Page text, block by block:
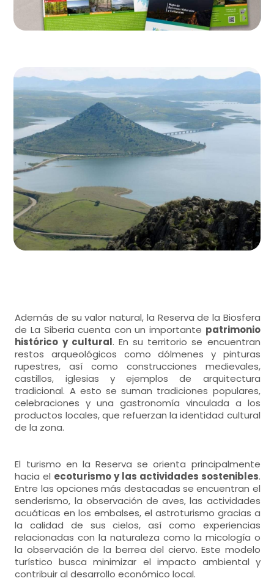
Además de su valor natural, la Reserva de la Biosfera
de La Siberia cuenta con un importante patrimonio
histórico y cultural. En su territorio se encuentran
restos arqueológicos como dólmenes y pinturas
rupestres, así como construcciones medievales,
castillos, iglesias y ejemplos de arquitectura
tradicional. A esto se suman tradiciones populares,
celebraciones y una gastronomía vinculada a los
productos locales, que refuerzan la identidad cultural
de la zona.
El turismo en la Reserva se orienta principalmente
hacia el ecoturismo y las actividades sostenibles.
Entre las opciones más destacadas se encuentran el
senderismo, la observación de aves, las actividades
acuáticas en los embalses, el astroturismo gracias a
la calidad de sus cielos, así como experiencias
relacionadas con la naturaleza como la micología o
la observación de la berrea del ciervo. Este modelo
turístico busca minimizar el impacto ambiental y
contribuir al desarrollo económico local.